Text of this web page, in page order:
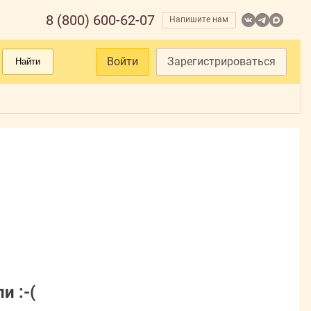
8 (800) 600-62-07 Напишите нам
Найти Войти Зарегистрироваться
:-(